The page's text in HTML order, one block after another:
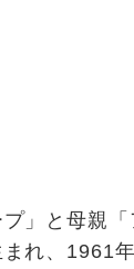
」と母親
れ、1961